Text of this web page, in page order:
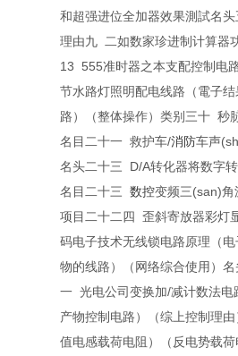
和超强进位全加器效果測試名
理由九 二如数家珍进制计算器
13 555准时器之本支配控制电
节水路灯照明配电线路（電子
路）（整体操作）类别三十 秒
名目二十一 救护车/消防车声
名头二十三 D/A转化器将数字
名目二十三数控变频三(san)
项目二十二四 歪斜寄放器彩灯
码电子技术无线锁电路原理（
物的线路）（网络综合使用）
一 光电公司变换加/减计数法电
产物控制电路）（综上控制理
值电感载荷电阻）（反电势载